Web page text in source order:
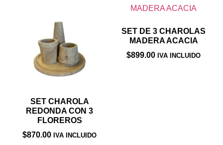
SET CHAROLA
REDONDA CON 3
FLOREROS
$870.00 IVA INCLUIDO
SET DE 3 CHAROLAS
MADERA ACACIA
$899.00 IVA INCLUIDO